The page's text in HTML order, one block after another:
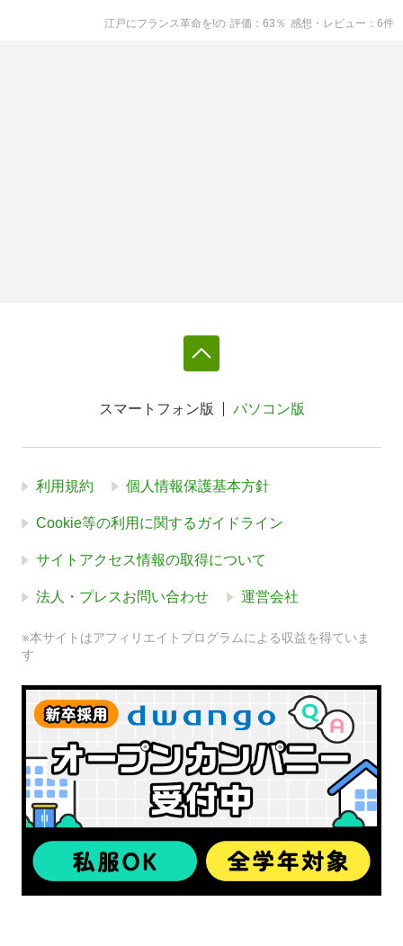
江戸にフランス革命を!の 評価 63 ％ 感想・レビュー 6件
スマートフォン版 パソコン版
利用規約 個人情報保護基本方針
Cookie等の利用に関するガイドライン
サイトアクセス情報の取得について
法人・プレスお問い合わせ 運営会社
※本サイトはアフィリエイトプログラムによる収益を得ていま
す